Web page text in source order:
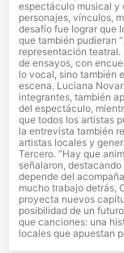
espectáculo musical y
personajes, vínculos,
desafío fue lograr que
que también pudieran
representación
de ensayos, con
lo vocal, sino también
escena. Luciana
integrantes, también
del espectáculo,
que todos los artistas
la entrevista también
artistas locales y
Tercero. “Hay que
señalaron,
depende del
mucho trabajo detrás,
proyecta nuevos
posibilidad de un
que canciones: una
locales que apuestan